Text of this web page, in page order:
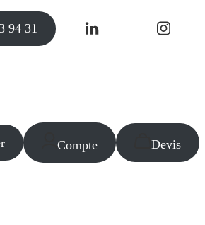
94 31
Compte Devis